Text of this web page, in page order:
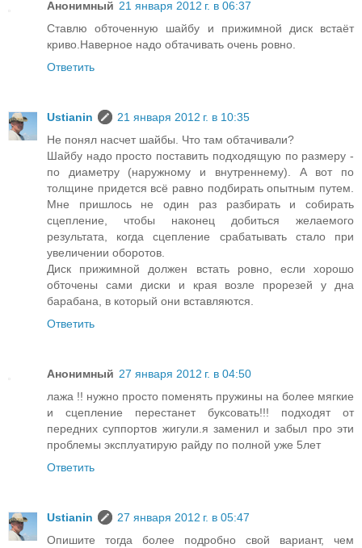
Анонимный 21 января 2012 г. в 06:37
Ставлю обточенную шайбу и прижимной диск встаёт
криво.Наверное надо обтачивать очень ровно.
Ответить
Ustianin
21 января 2012 г. в 10:35
Не понял насчет шайбы. Что там обтачивали?
Шайбу надо просто поставить подходящую по размеру -
по диаметру (наружному и внутреннему). А вот по
толщине придется всё равно подбирать опытным путем.
Мне пришлось не один раз разбирать и собирать
сцепление, чтобы наконец добиться желаемого
результата, когда сцепление срабатывать стало при
увеличении оборотов.
Диск прижимной должен встать ровно, если хорошо
обточены сами диски и края возле прорезей у дна
барабана, в который они вставляются.
Ответить
Анонимный 27 января 2012 г. в 04:50
лажа !! нужно просто поменять пружины на более мягкие
и сцепление перестанет буксовать!!! подходят от
передних суппортов жигули.я заменил и забыл про эти
проблемы эксплуатирую райду по полной уже 5лет
Ответить
Ustianin
27 января 2012 г. в 05:47
Опишите тогда более подробно свой вариант, чем